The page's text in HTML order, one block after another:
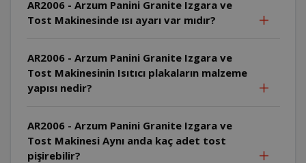
AR2006 - Arzum Panini Granite Izgara ve
Tost Makinesinde ısı ayarı var mıdır?
AR2006 - Arzum Panini Granite Izgara ve
Tost Makinesinin Isıtıcı plakaların malzeme
yapısı nedir?
AR2006 - Arzum Panini Granite Izgara ve
Tost Makinesi Aynı anda kaç adet tost
pişirebilir?